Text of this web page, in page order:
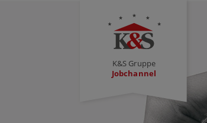
K&S Gruppe
Jobchannel